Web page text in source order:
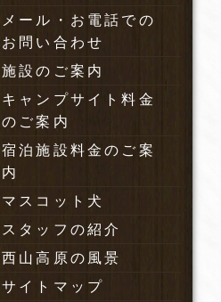
メール・お電話での
お問い合わせ
施設のご案内
キャンプサイト料金
のご案内
宿泊施設料金のご案
内
マスコット犬
スタッフの紹介
西山高原の風景
サイトマップ